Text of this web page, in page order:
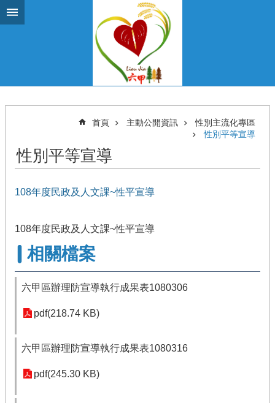
跳到主要內容區塊
首頁 主動公開資訊
性別主流化專區
性別平等宣導
性別平等宣導
108年度民政及人文課~性平宣導
108年度民政及人文課~性平宣導
相關檔案
六甲區辦理防宣導執行成果表1080306
pdf(218.74 KB)
六甲區辦理防宣導執行成果表1080316
pdf(245.30 KB)